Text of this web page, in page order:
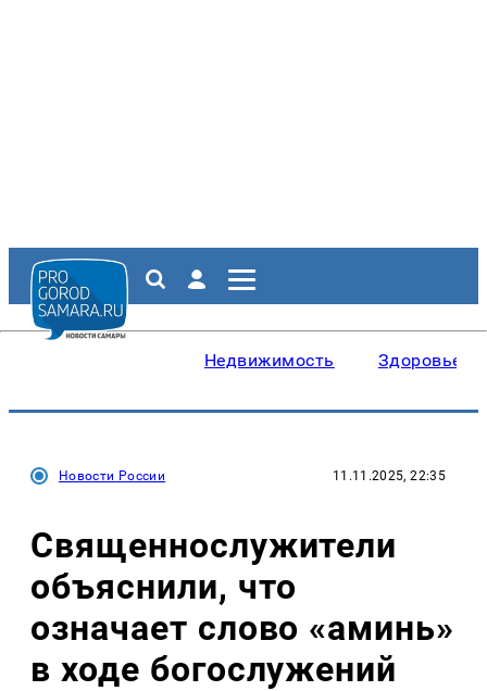
Недвижимость Здоровье
Новости России 11.11.2025, 22:35
Священнослужители
объяснили, что
означает слово «аминь»
в ходе богослужений